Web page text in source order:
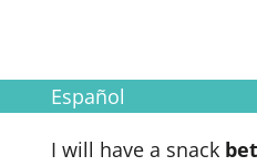
Español
I will have a snack